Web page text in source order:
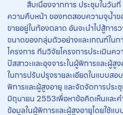
สืบเนื่องจากการ ประชุมในวันที่
ความคืบหน้า ของทดสอบความจุน้ำ
ขายอยู่ในท้องตลาด อันจะนำไปสู้กา
ขนาดของกลุ่มตัวอย่างและเกณฑ์ในก
โครงการ ทีมวิจัยโครงการประเมิน
ปัสสาวะและอุจจาระในผู้พิการและผู้สู
ในการปรับปรุงรายละเอียดในแบบสอ
พิการและผู้สูงอายุ และจัดจัดการปร
มิถุนายน 2553เพื่อหาข้อคิดเห็นและ
ข้อมูลในผู้พิการและผู้สูงอายุโดยใช้